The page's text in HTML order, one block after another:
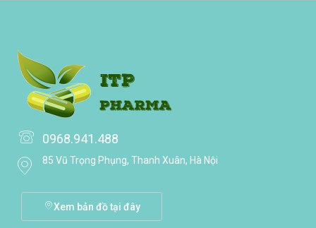
0968.941.488
85 Vũ Trọng Phụng, Thanh Xuân, Hà Nội
Xem bản đồ tại đây